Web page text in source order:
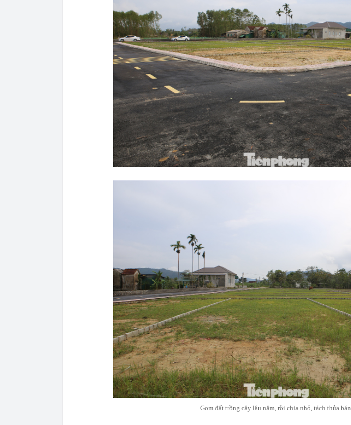
Gom đất trồng cây lâu năm, rồi chia nhỏ, tách thửa bán.